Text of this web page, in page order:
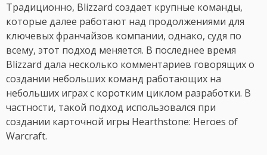
Традиционно, Blizzard создает крупные команды,
которые далее работают над продолжениями для
ключевых франчайзов компании, однако, судя по
всему, этот подход меняется. В последнее время
Blizzard дала несколько комментариев говорящих о
создании небольших команд работающих на
небольших играх с коротким циклом разработки. В
частности, такой подход использовался при
создании карточной игры Hearthstone: Heroes of
Warcraft.